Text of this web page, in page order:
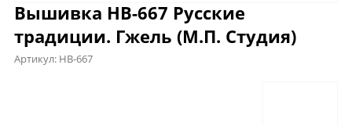
Вышивка НВ-667 Русские
традиции. Гжель (М.П. Студия)
Артикул: НВ-667